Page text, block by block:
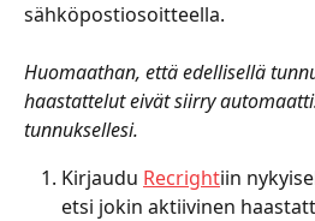
sähköpostiosoitteella.
Huomaathan, että edellisellä
haastattelut eivät siirry
tunnuksellesi.
Kirjaudu Recrightiin
etsi jokin aktiivinen